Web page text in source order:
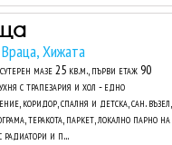
Хижата
мазе 25 кв.м., първи етаж 90
с трапезария и хол - едно
коридор, спалня и детска, сан. възел,
теракота, паркет, локално парно на
радиатори и п...